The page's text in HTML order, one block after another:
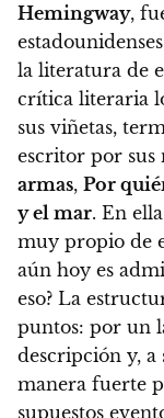
Hemingway,
la literatura de
crítica literaria
sus viñetas,
escritor por sus
armas, Por
y el mar. En
muy propio de
aún hoy es
eso? La
puntos: por un
descripción y, a
manera fuerte
supuestos